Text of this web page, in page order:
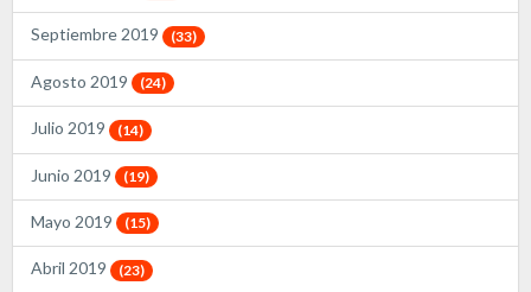
Septiembre 2019 (33)
Agosto 2019 (24)
Julio 2019 (14)
Junio 2019 (19)
Mayo 2019 (15)
Abril 2019 (23)